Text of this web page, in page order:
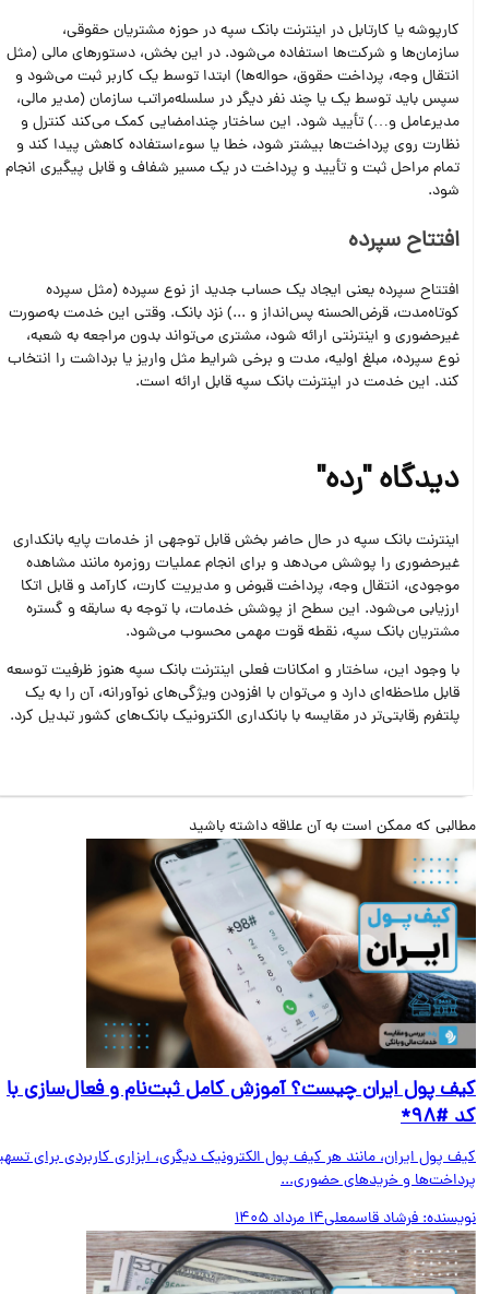
کارپوشه یا کارتابل در اینترنت بانک سپه در حوزه مشتریان حقوقی،
سازمان‌ها و شرکت‌ها استفاده می‌شود. در این بخش، دستورهای مالی (مثل
انتقال وجه، پرداخت حقوق، حواله‌ها) ابتدا توسط یک کاربر ثبت می‌شود و
سپس باید توسط یک یا چند نفر دیگر در سلسله‌مراتب سازمان (مدیر مالی،
مدیرعامل و…) تأیید شود. این ساختار چند‌امضایی کمک می‌کند کنترل و
نظارت روی پرداخت‌ها بیشتر شود، خطا یا سوءاستفاده کاهش پیدا کند و
تمام مراحل ثبت و تأیید و پرداخت در یک مسیر شفاف و قابل پیگیری انجام
شود.
افتتاح سپرده
افتتاح سپرده یعنی ایجاد یک حساب جدید از نوع سپرده (مثل سپرده
کوتاه‌مدت، قرض‌الحسنه پس‌انداز و ...) نزد بانک. وقتی این خدمت به‌صورت
غیرحضوری و اینترنتی ارائه شود، مشتری می‌تواند بدون مراجعه به شعبه،
نوع سپرده، مبلغ اولیه، مدت و برخی شرایط مثل واریز یا برداشت را انتخاب
کند. این خدمت در اینترنت بانک سپه قابل ارائه است.
دیدگاه "رده"
اینترنت‌ بانک سپه در حال حاضر بخش قابل توجهی از خدمات پایه بانکداری
غیرحضوری را پوشش می‌دهد و برای انجام عملیات روزمره مانند مشاهده
موجودی، انتقال وجه، پرداخت قبوض و مدیریت کارت، کارآمد و قابل اتکا
ارزیابی می‌شود. این سطح از پوشش خدمات، با توجه به سابقه و گستره
مشتریان بانک سپه، نقطه قوت مهمی محسوب می‌شود.
با وجود این، ساختار و امکانات فعلی اینترنت‌ بانک سپه هنوز ظرفیت توسعه
قابل ملاحظه‌ای دارد و می‌توان با افزودن ویژگی‌های نوآورانه، آن را به یک
پلتفرم رقابتی‌تر در مقایسه با بانکداری الکترونیک بانک‌های کشور تبدیل کرد.
که ممکن است به آن علاقه داشته باشید
پول ایران چیست؟ آموزش کامل ثبت‌نام و فعال‌سازی با
پول ایران، مانند هر کیف پول الکترونیک دیگری، ابزاری کاربردی برای تسهیل
و خریدهای حضوری...
فرشاد قاسمعلی14 مرداد 1405